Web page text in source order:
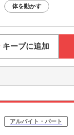
体を動かす
キープに追加
アルバイト・パート